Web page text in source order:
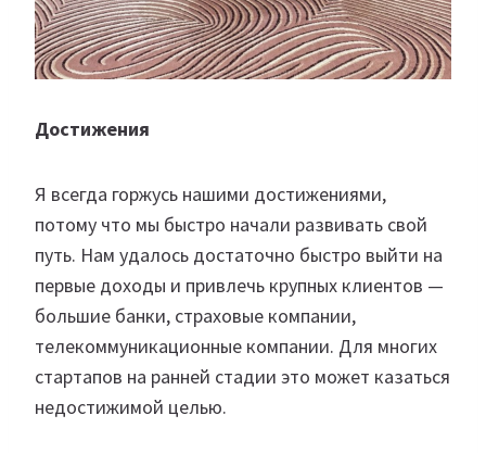
Достижения
Я всегда горжусь нашими достижениями,
потому что мы быстро начали развивать свой
путь. Нам удалось достаточно быстро выйти на
первые доходы и привлечь крупных клиентов —
большие банки, страховые компании,
телекоммуникационные компании. Для многих
стартапов на ранней стадии это может казаться
недостижимой целью.